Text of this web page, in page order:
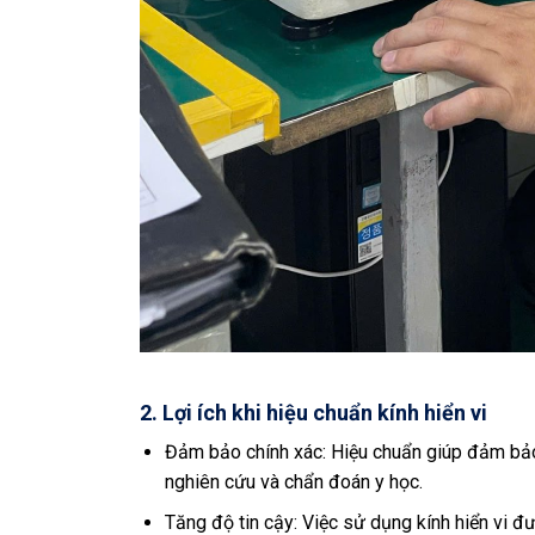
2. Lợi ích khi hiệu chuẩn kính hiển vi
Đảm bảo chính xác: Hiệu chuẩn giúp đảm
nghiên cứu và chẩn đoán y học.
Tăng độ tin cậy: Việc sử dụng kính hiển vi